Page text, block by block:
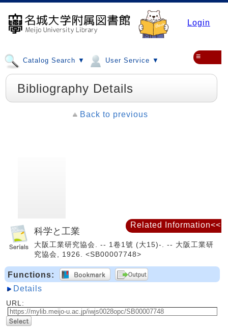
Login
Catalog Search ▼ User Service ▼ ≡
Bibliography Details
Back to previous
科学と工業
大阪工業研究協会. -- 1卷1號 (大15)-. -- 大阪工業研
究協会, 1926. <SB00007748>
Functions:
Details
URL:
Related Information<<